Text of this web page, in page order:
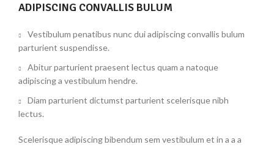
ADIPISCING CONVALLIS BULUM
Vestibulum penatibus nunc dui adipiscing convallis bulum
parturient suspendisse.
Abitur parturient praesent lectus quam a natoque
adipiscing a vestibulum hendre.
Diam parturient dictumst parturient scelerisque nibh
lectus.
Scelerisque adipiscing bibendum sem vestibulum et in a a a